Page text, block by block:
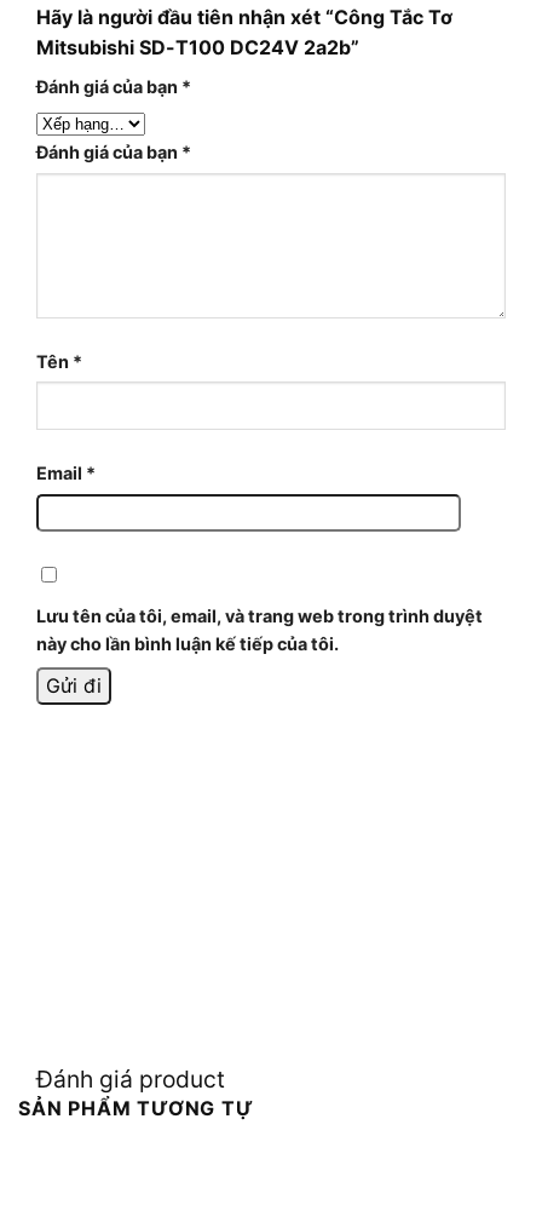
Hãy là người đầu tiên nhận xét “Công Tắc Tơ
Mitsubishi SD-T100 DC24V 2a2b”
Đánh giá của bạn *
Đánh giá của bạn *
Tên *
Email *
Lưu tên của tôi, email, và trang web trong trình duyệt
này cho lần bình luận kế tiếp của tôi.
Đánh giá product
SẢN PHẨM TƯƠNG TỰ